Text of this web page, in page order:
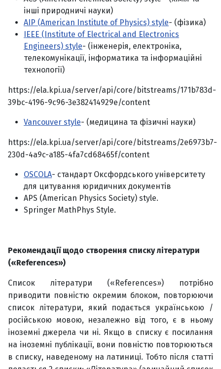
інші природничі науки)
AIP (American Institute of Physics) style- (фізика)
IEEE (Institute of Electrical and Electronics
Engineers) style- (інженерія, електроніка,
телекомунікації, інформатика та інформаційні
технології)
https://ela.kpi.ua/server/api/core/bitstreams/171b783d-
39bc-4196-9c96-3e382414929e/content
Vancouver style- (медицина та фізичні науки)
https://ela.kpi.ua/server/api/core/bitstreams/2e6973b7-
230d-4a9c-a185-4fa7cd68465f/content
OSCOLA- стандарт Оксфордського університету
для цитування юридичних документів
APS (American Physics Society) style.
Springer MathPhys Style.
Рекомендації щодо створення списку літератури
(«References»)
Список літератури («References») потрібно
приводити повністю окремим блоком, повторюючи
список літератури, який подається українською /
російською мовою, незалежно від того, є в ньому
іноземні джерела чи ні. Якщо в списку є посилання
на іноземні публікації, вони повністю повторюються
в списку, наведеному на латиниці. Тобто після статті